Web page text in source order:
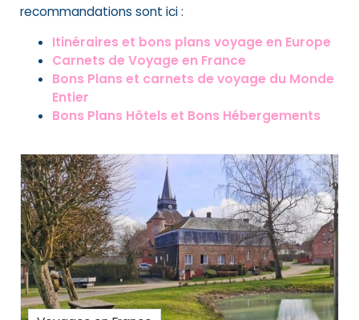
recommandations sont ici :
Itinéraires et bons plans voyage en Europe
Carnets de Voyage en France
Bons Plans et carnets de voyage du Monde
Entier
Bons Plans Hôtels et Bons Hébergements